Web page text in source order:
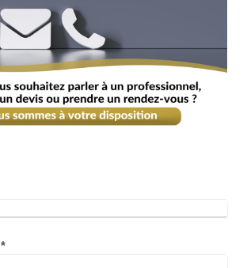
*